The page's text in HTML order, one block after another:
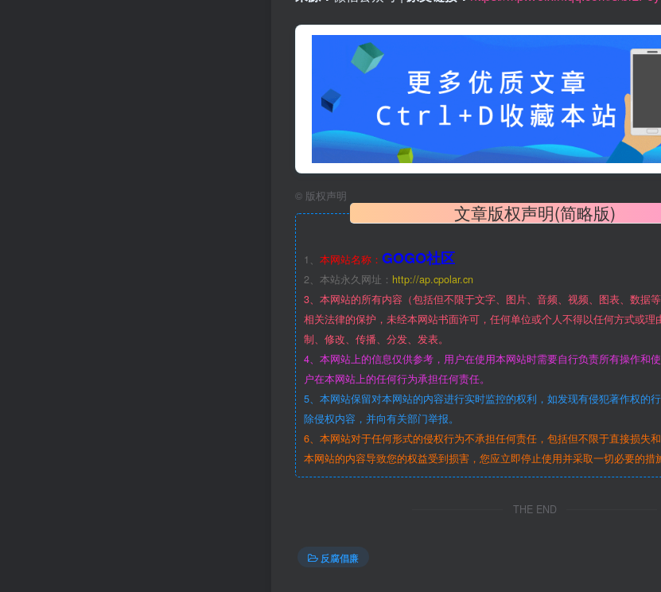
© 版权声明
文章版权声明(简略版)
1、 本网站名称： GOGO社区
2、本站永久网址： http://ap.cpolar.cn
3、本网站的所有内容（包括但不限于文字、图片、音频、视频、图表、数据
相关法律的保护，未经本网站书面许可，任何单位或个人不得以任何方式或理
制、修改、传播、分发、发表。
4、本网站上的信息仅供参考，用户在使用本网站时需要自行负责所有操作和
户在本网站上的任何行为承担任何责任。
5、本网站保留对本网站的内容进行实时监控的权利，如发现有侵犯著作权的
除侵权内容，并向有关部门举报。
6、本网站对于任何形式的侵权行为不承担任何责任，包括但不限于直接损失
本网站的内容导致您的权益受到损害，您应立即停止使用并采取一切必要的措
THE END
反腐倡廉